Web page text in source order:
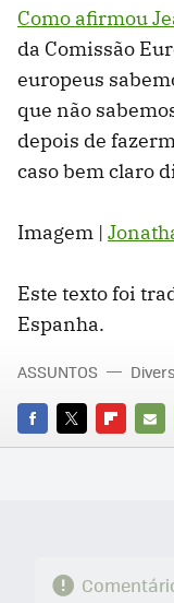
Como afirmou
da Comissão
europeus
que não
depois de
caso bem claro
Imagem |
Este texto foi
Espanha.
FACEBOOK
TWITTERFLIPBOARD
E-
ASSUNTOS